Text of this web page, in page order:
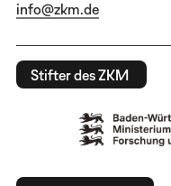
info@zkm.de
Stifter des ZKM